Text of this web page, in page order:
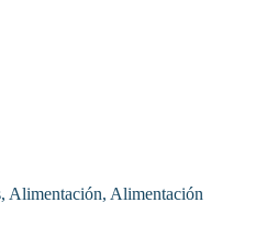
Alimentación, Alimentación